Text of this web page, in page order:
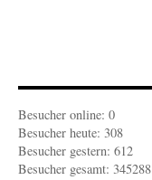
Besucher online: 0
Besucher heute: 308
Besucher gestern: 612
Besucher gesamt: 345288